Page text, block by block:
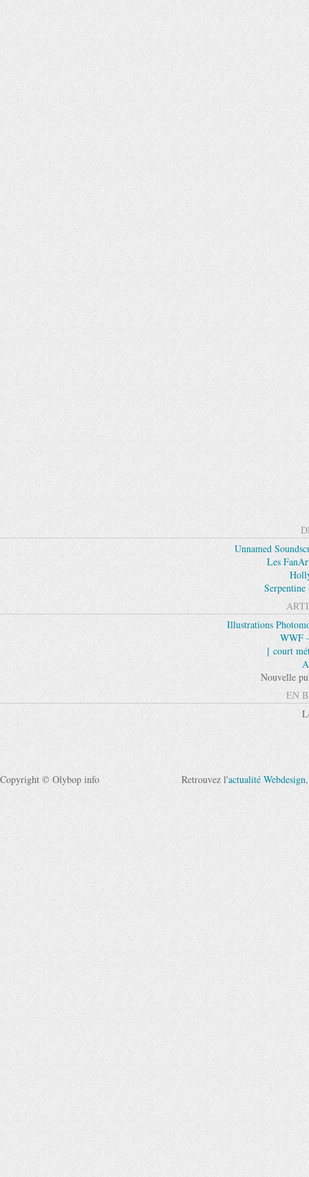
Unnamed
Les
Serpentine
Illustrations
WWF
[ court
Nouvelle
EN
Copyright © Olybop info Retrouvez l'actualité Webdesign